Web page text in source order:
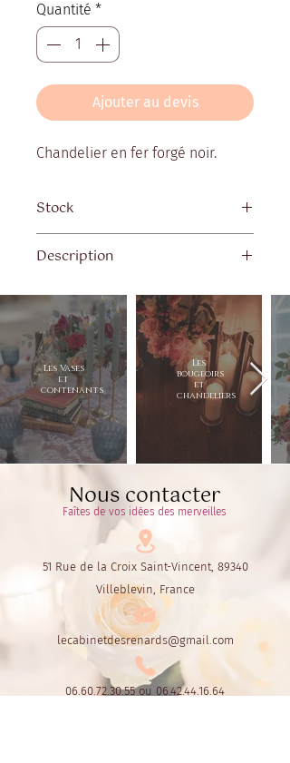
Quantité *
Ajouter au devis
Chandelier en fer forgé noir.
Stock
Description
Dimensions : Hauteur 80 cm
Les Vases
et
contenants
Les
bougeoirs
et
chandeliers
Nous contacter
Faîtes de vos idées des merveilles
51 Rue de la Croix Saint-Vincent, 89340
Villeblevin, France
lecabinetdesrenards@gmail.com
06.60.72.30.55ou 06.42.44.16.64